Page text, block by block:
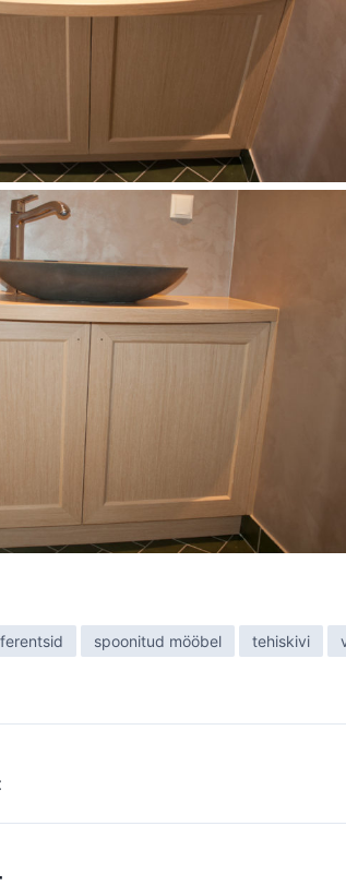
spoonitud mööbel tehiskivi